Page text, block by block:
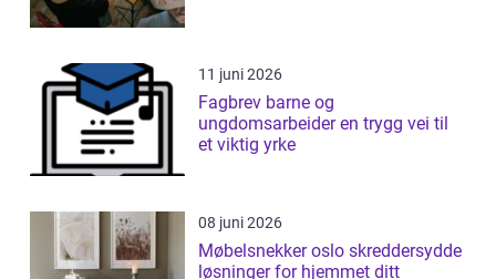
11 juni 2026
Fagbrev barne og
ungdomsarbeider en trygg vei til
et viktig yrke
08 juni 2026
Møbelsnekker oslo skreddersydde
løsninger for hjemmet ditt